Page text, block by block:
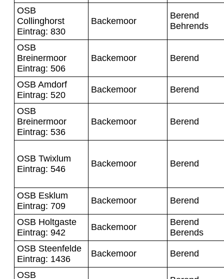
OSB
Collinghorst
Eintrag: 830
Backemoor
Berend
Behrends
OSB
Breinermoor
Eintrag: 506
Backemoor Berend
OSB Amdorf
Eintrag: 520
Backemoor Berend
OSB
Breinermoor
Eintrag: 536
Backemoor Berend
OSB Twixlum
Eintrag: 546
Backemoor Berend
OSB Esklum
Eintrag: 709
Backemoor Berend
OSB Holtgaste
Eintrag: 942
Backemoor
Berend
Berends
OSB Steenfelde
Eintrag: 1436
Backemoor Berend
OSB